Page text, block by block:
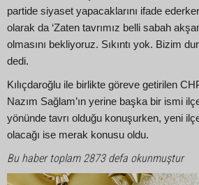
partide siyaset yapacaklarını ifade
olarak da ‘Zaten tavrımız belli sabah
olmasını bekliyoruz. Sıkıntı yok. Bizim
dedi.
Kılıçdaroğlu ile birlikte göreve getirilen
Nazım Sağlam’ın yerine başka bir ismi
yönünde tavrı olduğu konuşurken, yeni
olacağı ise merak konusu oldu.
Bu haber toplam 2873 defa okunmuştur